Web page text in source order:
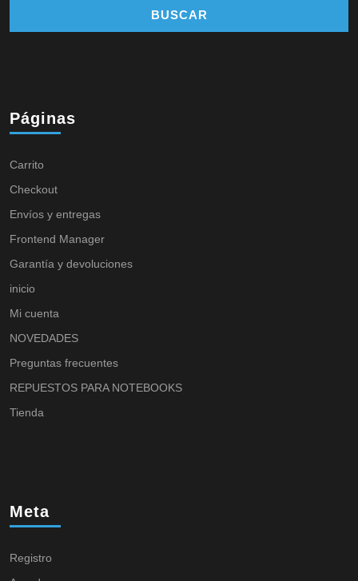
Páginas
Carrito
Checkout
Envíos y entregas
Frontend Manager
Garantía y devoluciones
inicio
Mi cuenta
NOVEDADES
Preguntas frecuentes
REPUESTOS PARA NOTEBOOKS
Tienda
Meta
Registro